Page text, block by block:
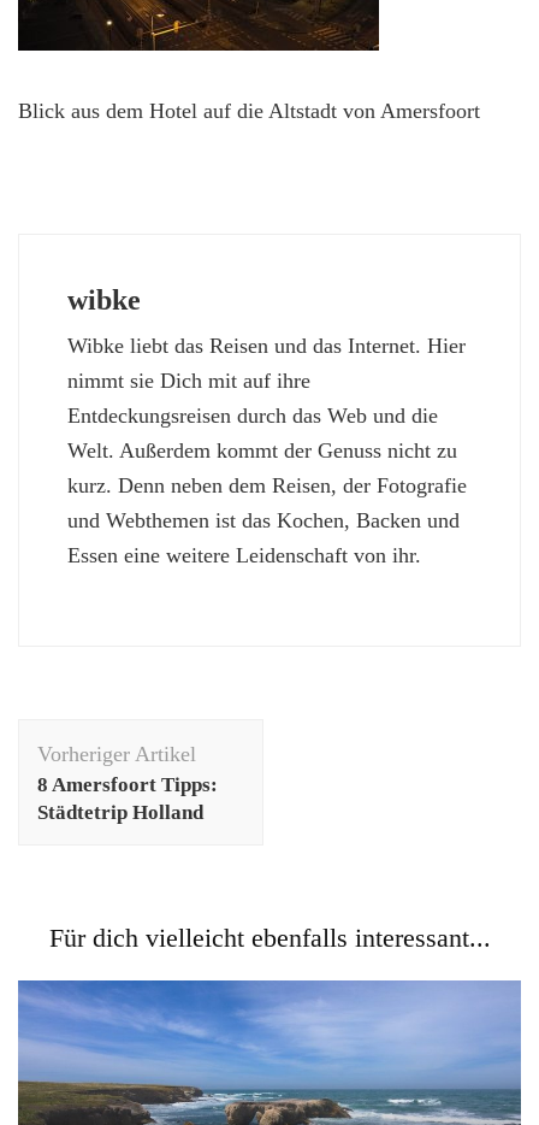
Blick aus dem Hotel auf die Altstadt von Amersfoort
wibke
Wibke liebt das Reisen und das Internet. Hier
nimmt sie Dich mit auf ihre
Entdeckungsreisen durch das Web und die
Welt. Außerdem kommt der Genuss nicht zu
kurz. Denn neben dem Reisen, der Fotografie
und Webthemen ist das Kochen, Backen und
Essen eine weitere Leidenschaft von ihr.
Vorheriger Artikel
8 Amersfoort Tipps:
Städtetrip Holland
Für dich vielleicht ebenfalls interessant...